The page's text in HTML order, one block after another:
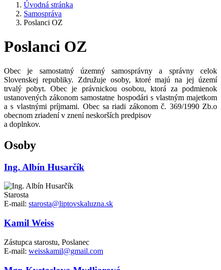
Úvodná stránka
Samospráva
Poslanci OZ
Poslanci OZ
Obec je samostatný územný samosprávny a správny celok
Slovenskej republiky. Združuje osoby, ktoré majú na jej území
trvalý pobyt. Obec je právnickou osobou, ktorá za podmienok
ustanovených zákonom samostatne hospodári s vlastným majetkom
a s vlastnými príjmami. Obec sa riadi zákonom č. 369/1990 Zb.o
obecnom zriadení v znení neskorších predpisov
a doplnkov.
Osoby
Ing. Albín Husarčík
Starosta
E-mail: starosta@liptovskaluzna.sk
Kamil Weiss
Zástupca starostu, Poslanec
E-mail: weisskamil@gmail.com